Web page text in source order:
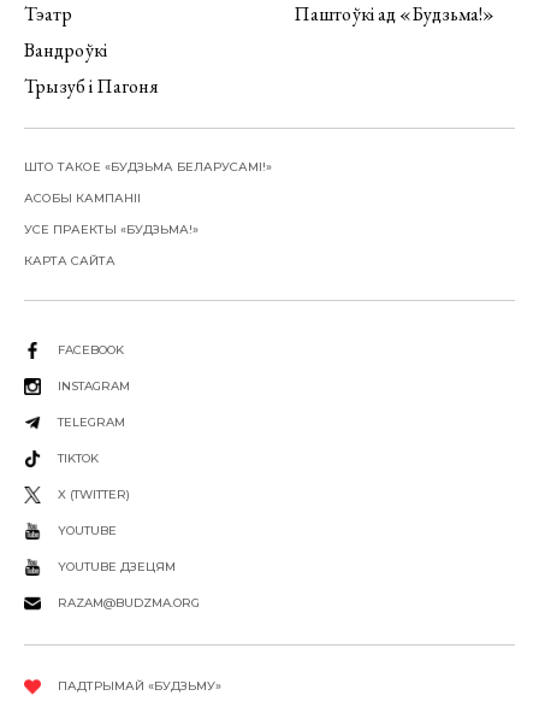
Тэатр
Вандроўкі
Трызуб і Пагоня
Паштоўкі ад «Будзьма!»
ШТО ТАКОЕ «БУДЗЬМА БЕЛАРУСАМІ!»
АСОБЫ КАМПАНІІ
УСЕ ПРАЕКТЫ «БУДЗЬМА!»
КАРТА САЙТА
FACEBOOK
INSTAGRAM
TELEGRAM
TIKTOK
X (TWITTER)
YOUTUBE
YOUTUBE ДЗЕЦЯМ
RAZAM@BUDZMA.ORG
ПАДТРЫМАЙ «БУДЗЬМУ»